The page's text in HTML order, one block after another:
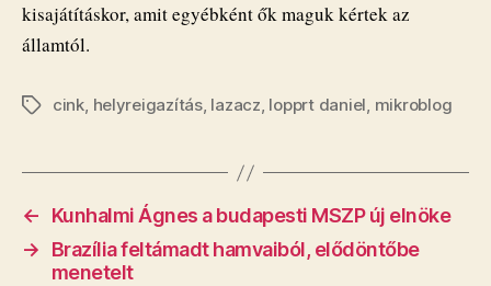
kisajátításkor, amit egyébként ők maguk kértek az
államtól.
Címkék
cink, helyreigazítás, lazacz, lopprt daniel, mikroblog
←
Kunhalmi Ágnes a budapesti MSZP új elnöke
→
Brazília feltámadt hamvaiból, elődöntőbe
menetelt